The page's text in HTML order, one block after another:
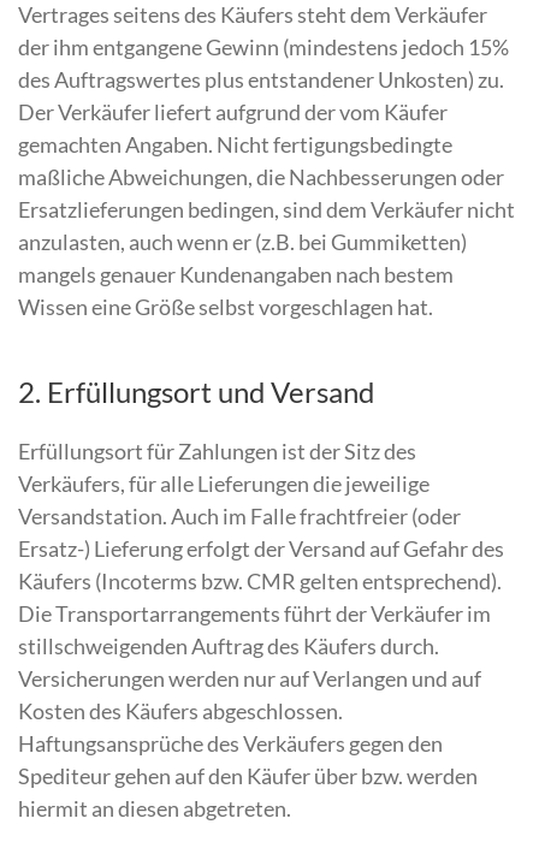
Vertrages seitens des Käufers steht dem Verkäufer
der ihm entgangene Gewinn (mindestens jedoch 15%
des Auftragswertes plus entstandener Unkosten) zu.
Der Verkäufer liefert aufgrund der vom Käufer
gemachten Angaben. Nicht fertigungsbedingte
maßliche Abweichungen, die Nachbesserungen oder
Ersatzlieferungen bedingen, sind dem Verkäufer nicht
anzulasten, auch wenn er (z.B. bei Gummiketten)
mangels genauer Kundenangaben nach bestem
Wissen eine Größe selbst vorgeschlagen hat.
2. Erfüllungsort und Versand
Erfüllungsort für Zahlungen ist der Sitz des
Verkäufers, für alle Lieferungen die jeweilige
Versandstation. Auch im Falle frachtfreier (oder
Ersatz-) Lieferung erfolgt der Versand auf Gefahr des
Käufers (Incoterms bzw. CMR gelten entsprechend).
Die Transportarrangements führt der Verkäufer im
stillschweigenden Auftrag des Käufers durch.
Versicherungen werden nur auf Verlangen und auf
Kosten des Käufers abgeschlossen.
Haftungsansprüche des Verkäufers gegen den
Spediteur gehen auf den Käufer über bzw. werden
hiermit an diesen abgetreten.